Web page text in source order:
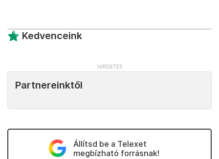
Kedvenceink
Partnereinktől
Állítsd be a Telexet
megbízható forrásnak!